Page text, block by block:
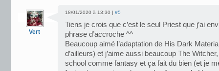
Vert
18/01/2020 à 13:30 | #5
Tiens je crois que c’est le seul Priest que j’ai
phrase d’accroche ^^
Beaucoup aimé l’adaptation de His Dark
d’ailleurs) et j’aime aussi beaucoup The
school comme fantasy et ça fait du bien (et je